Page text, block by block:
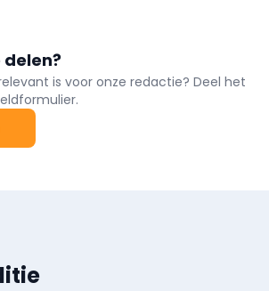
is voor onze redactie? Deel het